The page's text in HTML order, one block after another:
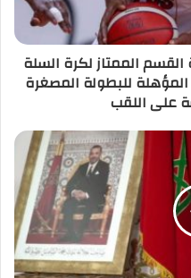
الممتاز لكرة السلة
المؤهلة للبطولة المصغرة
على اللقب